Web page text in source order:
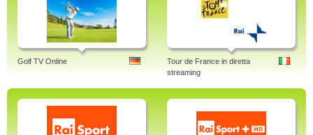
Golf TV Online
Tour de France in diretta
streaming